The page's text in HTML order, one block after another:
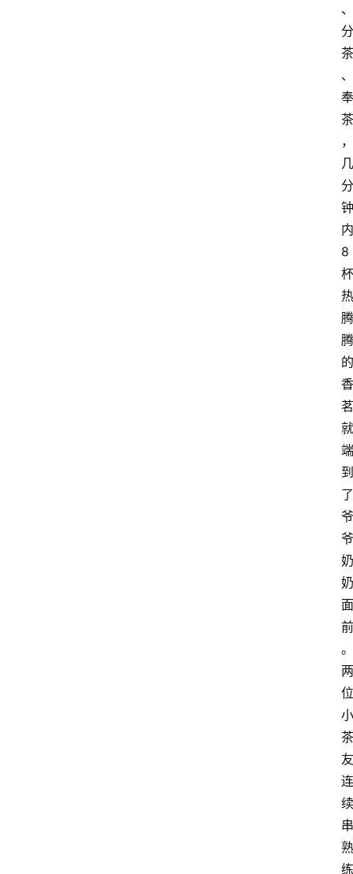
、
分
茶
、
奉
茶
，
几
分
钟
内
8
杯
热
腾
腾
的
香
茗
就
端
到
了
爷
爷
奶
奶
面
前
。
两
位
小
茶
友
连
续
串
熟
练